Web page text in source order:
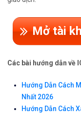
Mở tài
Các bài hướng dẫn về
Hướng Dẫn Cách
Nhất 2026
Hướng Dẫn Cách